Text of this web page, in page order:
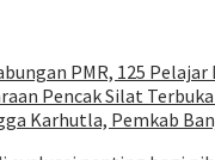
PMR, 125 Pelajar
Pencak Silat
Karhutla, Pemkab